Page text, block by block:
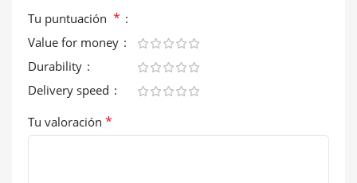
Tu puntuación *
Value for money
Durability
Delivery speed
Tu valoración *